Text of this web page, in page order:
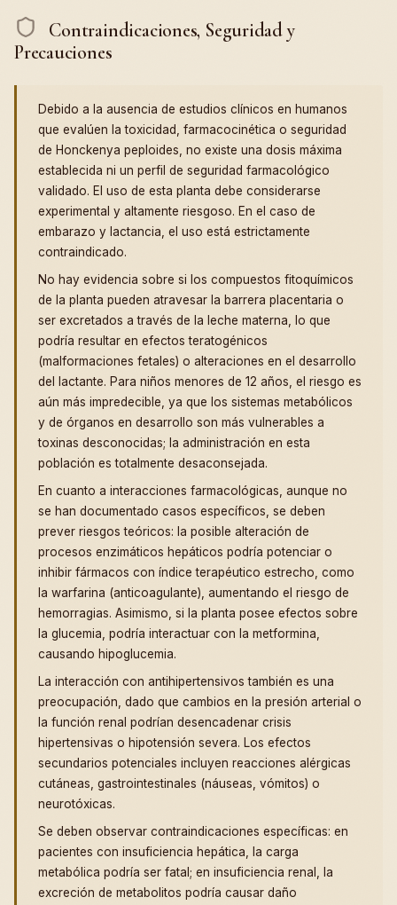
Contraindicaciones, Seguridad y
Precauciones
Debido a la ausencia de estudios clínicos en humanos
que evalúen la toxicidad, farmacocinética o seguridad
de Honckenya peploides, no existe una dosis máxima
establecida ni un perfil de seguridad farmacológico
validado. El uso de esta planta debe considerarse
experimental y altamente riesgoso. En el caso de
embarazo y lactancia, el uso está estrictamente
contraindicado.
No hay evidencia sobre si los compuestos fitoquímicos
de la planta pueden atravesar la barrera placentaria o
ser excretados a través de la leche materna, lo que
podría resultar en efectos teratogénicos
(malformaciones fetales) o alteraciones en el desarrollo
del lactante. Para niños menores de 12 años, el riesgo es
aún más impredecible, ya que los sistemas metabólicos
y de órganos en desarrollo son más vulnerables a
toxinas desconocidas; la administración en esta
población es totalmente desaconsejada.
En cuanto a interacciones farmacológicas, aunque no
se han documentado casos específicos, se deben
prever riesgos teóricos: la posible alteración de
procesos enzimáticos hepáticos podría potenciar o
inhibir fármacos con índice terapéutico estrecho, como
la warfarina (anticoagulante), aumentando el riesgo de
hemorragias. Asimismo, si la planta posee efectos sobre
la glucemia, podría interactuar con la metformina,
causando hipoglucemia.
La interacción con antihipertensivos también es una
preocupación, dado que cambios en la presión arterial o
la función renal podrían desencadenar crisis
hipertensivas o hipotensión severa. Los efectos
secundarios potenciales incluyen reacciones alérgicas
cutáneas, gastrointestinales (náuseas, vómitos) o
neurotóxicas.
Se deben observar contraindicaciones específicas: en
pacientes con insuficiencia hepática, la carga
metabólica podría ser fatal; en insuficiencia renal, la
excreción de metabolitos podría causar daño